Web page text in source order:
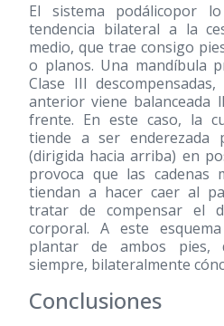
El sistema podálicopor
tendencia bilateral a la
medio, que trae consigo
o planos. Una mandíbula
Clase III
anterior viene balanceada
frente. En este caso, la
tiende a ser enderezada
(dirigida hacia arriba) en
provoca que las cadenas
tiendan a hacer caer al
tratar de compensar el
corporal. A este
plantar de ambos pies,
siempre, bilateralmente
Conclusiones